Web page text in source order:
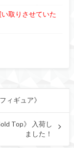
取りさせていた
ィギュア》
Top》 入荷し
ました！